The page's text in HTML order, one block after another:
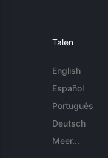
Talen
English
Español
Português
Deutsch
Meer...